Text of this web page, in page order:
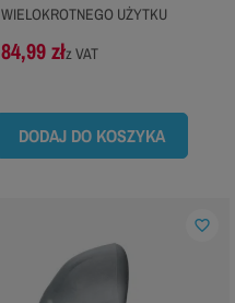
WIELOKROTNEGO UŻYTKU
84,99 złz VAT
DODAJ DO KOSZYKA
favorite_border